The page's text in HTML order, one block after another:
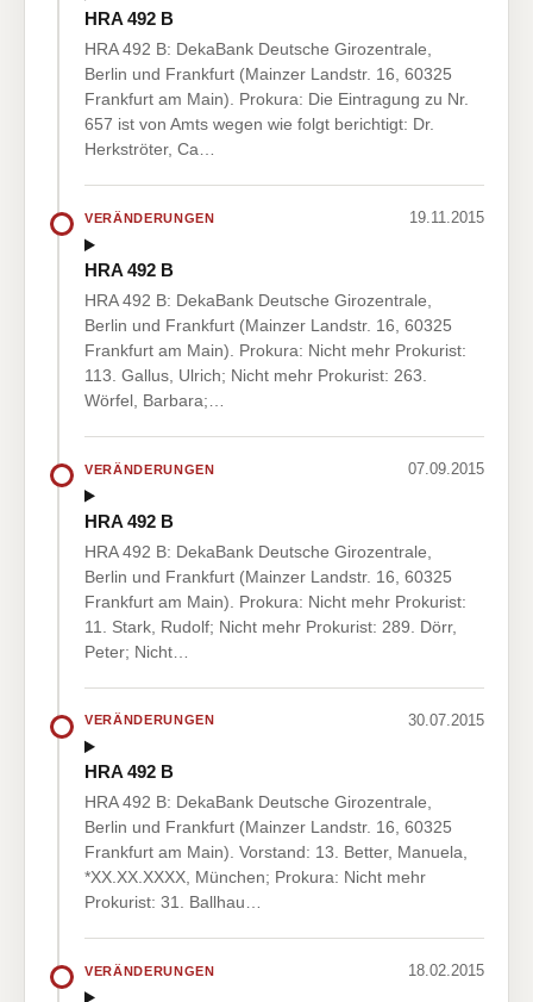
HRA 492 B
HRA 492 B: DekaBank Deutsche Girozentrale,
Berlin und Frankfurt (Mainzer Landstr. 16, 60325
Frankfurt am Main). Prokura: Die Eintragung zu Nr.
657 ist von Amts wegen wie folgt berichtigt: Dr.
Herkströter, Ca…
VERÄNDERUNGEN 19.11.2015
HRA 492 B
HRA 492 B: DekaBank Deutsche Girozentrale,
Berlin und Frankfurt (Mainzer Landstr. 16, 60325
Frankfurt am Main). Prokura: Nicht mehr Prokurist:
113. Gallus, Ulrich; Nicht mehr Prokurist: 263.
Wörfel, Barbara;…
VERÄNDERUNGEN 07.09.2015
HRA 492 B
HRA 492 B: DekaBank Deutsche Girozentrale,
Berlin und Frankfurt (Mainzer Landstr. 16, 60325
Frankfurt am Main). Prokura: Nicht mehr Prokurist:
11. Stark, Rudolf; Nicht mehr Prokurist: 289. Dörr,
Peter; Nicht…
VERÄNDERUNGEN 30.07.2015
HRA 492 B
HRA 492 B: DekaBank Deutsche Girozentrale,
Berlin und Frankfurt (Mainzer Landstr. 16, 60325
Frankfurt am Main). Vorstand: 13. Better, Manuela,
*XX.XX.XXXX, München; Prokura: Nicht mehr
Prokurist: 31. Ballhau…
VERÄNDERUNGEN 18.02.2015